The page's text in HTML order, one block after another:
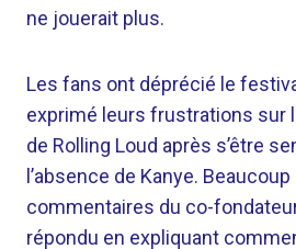
ne jouerait plus.
Les fans ont déprécié le
exprimé leurs frustrations sur
de Rolling Loud après s’être
l’absence de Kanye.
commentaires du co-
répondu en expliquant